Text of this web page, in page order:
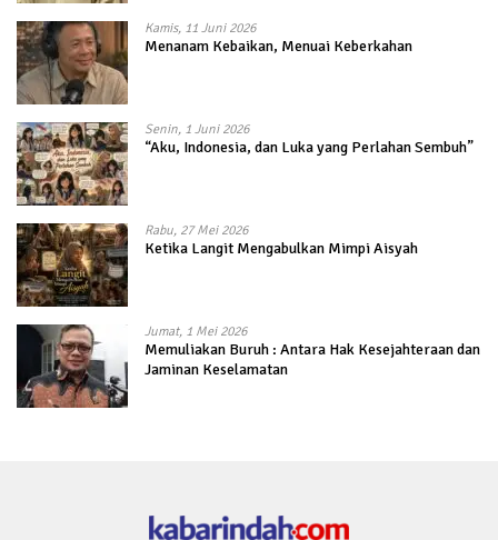
Kamis, 11 Juni 2026
Menanam Kebaikan, Menuai Keberkahan
Senin, 1 Juni 2026
“Aku, Indonesia, dan Luka yang Perlahan Sembuh”
Rabu, 27 Mei 2026
Ketika Langit Mengabulkan Mimpi Aisyah
Jumat, 1 Mei 2026
Memuliakan Buruh : Antara Hak Kesejahteraan dan
Jaminan Keselamatan